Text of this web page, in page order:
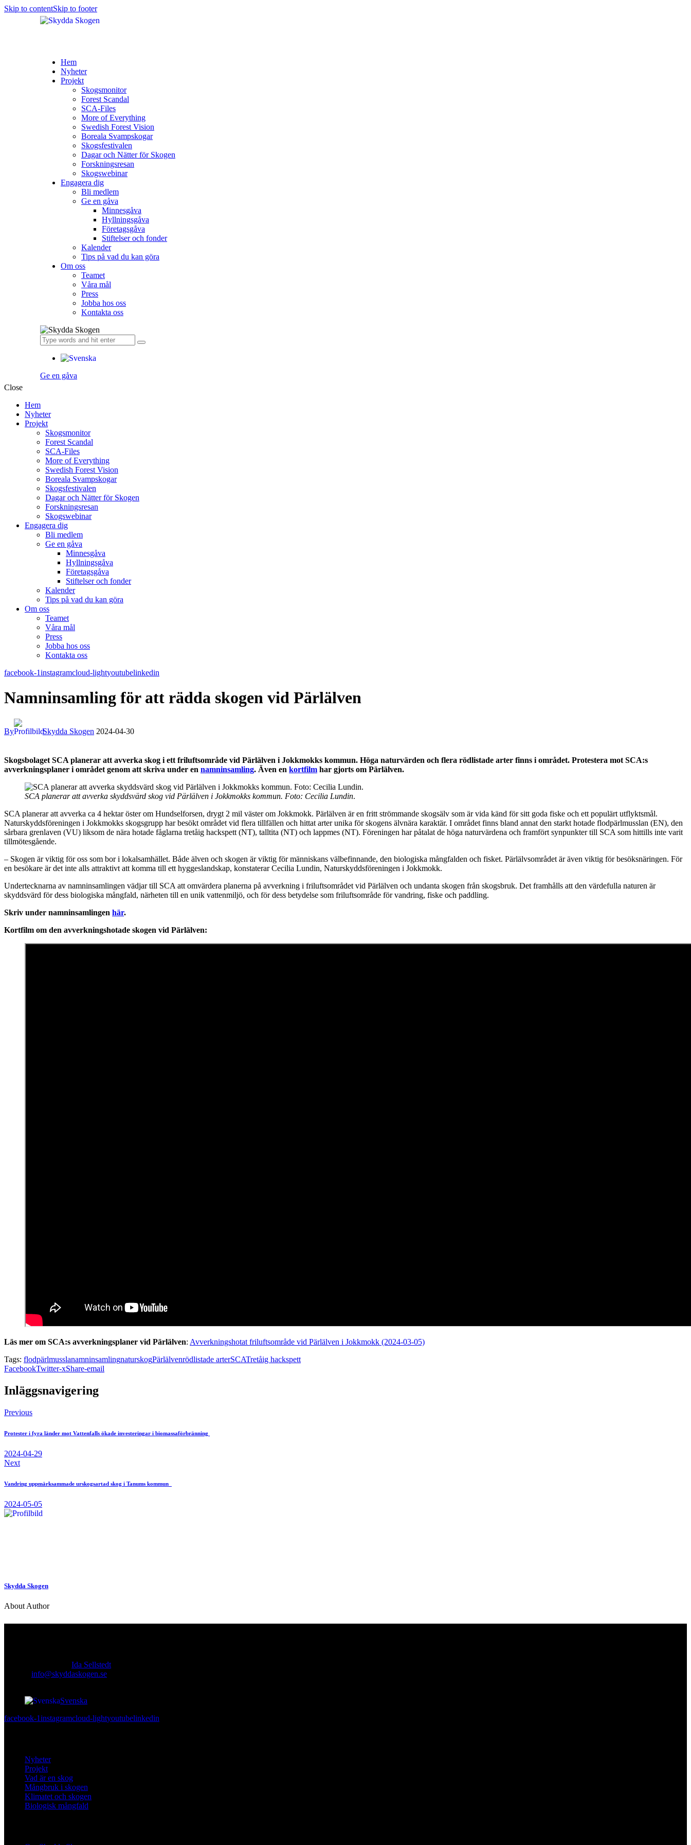
Skip to contentSkip to footer
Hem
Nyheter
Projekt
Skogsmonitor
Forest Scandal
SCA-Files
More of Everything
Swedish Forest Vision
Boreala Svampskogar
Skogsfestivalen
Dagar och Nätter för Skogen
Forskningsresan
Skogswebinar
Engagera dig
Bli medlem
Ge en gåva
Minnesgåva
Hyllningsgåva
Företagsgåva
Stiftelser och fonder
Kalender
Tips på vad du kan göra
Om oss
Teamet
Våra mål​
Press
Jobba hos oss
Kontakta oss
Ge en gåva
Close
Hem
Nyheter
Projekt
Skogsmonitor
Forest Scandal
SCA-Files
More of Everything
Swedish Forest Vision
Boreala Svampskogar
Skogsfestivalen
Dagar och Nätter för Skogen
Forskningsresan
Skogswebinar
Engagera dig
Bli medlem
Ge en gåva
Minnesgåva
Hyllningsgåva
Företagsgåva
Stiftelser och fonder
Kalender
Tips på vad du kan göra
Om oss
Teamet
Våra mål​
Press
Jobba hos oss
Kontakta oss
facebook-1instagramcloud-lightyoutubelinkedin
Namninsamling för att rädda skogen vid Pärlälven
By Skydda Skogen 2024-04-30
Skogsbolaget SCA planerar att avverka skog i ett friluftsområde vid Pärlälven i Jokkmokks kommun. Höga naturvärden och flera rödlistade arter finns i området. Protestera mot SCA:s
avverkningsplaner i området genom att skriva under en namninsamling. Även en kortfilm har gjorts om Pärlälven.
SCA planerar att avverka skyddsvärd skog vid Pärlälven i Jokkmokks kommun. Foto: Cecilia Lundin.
SCA planerar att avverka ca 4 hektar öster om Hundselforsen, drygt 2 mil väster om Jokkmokk. Pärlälven är en fritt strömmande skogsälv som är vida känd för sitt goda fiske och ett populärt utflyktsmål.
Naturskyddsföreningen i Jokkmokks skogsgrupp har besökt området vid flera tillfällen och hittat arter unika för skogens älvnära karaktär. I området finns bland annat den starkt hotade flodpärlmusslan (EN), den
sårbara grenlaven (VU) liksom de nära hotade fåglarna tretåig hackspett (NT), talltita (NT) och lappmes (NT). Föreningen har påtalat de höga naturvärdena och framfört synpunkter till SCA som hittills inte varit
tillmötesgående.
– Skogen är viktig för oss som bor i lokalsamhället. Både älven och skogen är viktig för människans välbefinnande, den biologiska mångfalden och fisket. Pärlälvsområdet är även viktig för besöksnäringen. För
en besökare är det inte alls attraktivt att komma till ett hyggeslandskap, konstaterar Cecilia Lundin, Naturskyddsföreningen i Jokkmokk.
Undertecknarna av namninsamlingen vädjar till SCA att omvärdera planerna på avverkning i friluftsområdet vid Pärlälven och undanta skogen från skogsbruk. Det framhålls att den värdefulla naturen är
skyddsvärd för dess biologiska mångfald, närheten till en unik vattenmiljö, och för dess betydelse som friluftsområde för vandring, fiske och paddling.
Skriv under namninsamlingen här.
Kortfilm om den avverkningshotade skogen vid Pärlälven:
Läs mer om SCA:s avverkningsplaner vid Pärlälven: Avverkningshotat friluftsområde vid Pärlälven i Jokkmokk (2024-03-05)
Tags: flodpärlmusslanamninsamlingnaturskogPärlälvenrödlistade arterSCATretåig hackspett
FacebookTwitter-xShare-email
Inläggsnavigering
Previous
Protester i fyra länder mot Vattenfalls ökade investeringar i biomassaförbränning
2024-04-29
Next
Vandring uppmärksammade urskogsartad skog i Tanums kommun
2024-05-05
Skydda Skogen
About Author
Ida Sellstedt
info@skyddaskogen.se
Svenska
facebook-1instagramcloud-lightyoutubelinkedin
Nyheter
Projekt
Vad är en skog
Mångbruk i skogen
Klimatet och skogen
Biologisk mångfald